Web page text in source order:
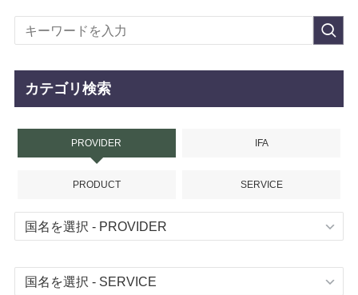
カテゴリ検索
PROVIDER IFA
PRODUCT SERVICE